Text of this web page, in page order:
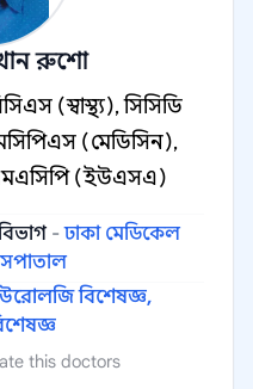
রুশো
(স্বাস্থ্য), সিসিডি
(মেডিসিন),
(ইউএসএ)
-ঢাকা মেডিকেল
বিশেষজ্ঞ,
this doctors